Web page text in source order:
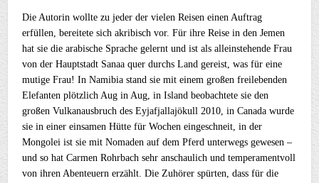
Die Autorin wollte zu jeder der vielen Reisen einen Auftrag
erfüllen, bereitete sich akribisch vor. Für ihre Reise in den Jemen
hat sie die arabische Sprache gelernt und ist als alleinstehende Frau
von der Hauptstadt Sanaa quer durchs Land gereist, was für eine
mutige Frau! In Namibia stand sie mit einem großen freilebenden
Elefanten plötzlich Aug in Aug, in Island beobachtete sie den
großen Vulkanausbruch des Eyjafjallajökull 2010, in Canada wurde
sie in einer einsamen Hütte für Wochen eingeschneit, in der
Mongolei ist sie mit Nomaden auf dem Pferd unterwegs gewesen –
und so hat Carmen Rohrbach sehr anschaulich und temperamentvoll
von ihren Abenteuern erzählt. Die Zuhörer spürten, dass für die